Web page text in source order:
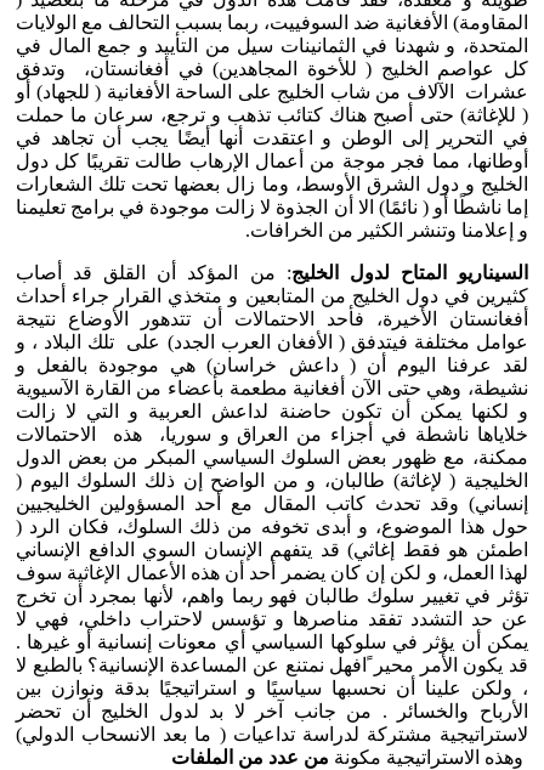
المقاومة) الأفغانية ضد السوفييت، ربما بسبب التحالف مع الولايات
المتحدة، و شهدنا في الثمانينات سيل من التأييد و جمع المال في
كل عواصم الخليج ( للأخوة المجاهدين) في أفغانستان، وتدفق
عشرات الآلاف من شاب الخليج على الساحة الأفغانية ( للجهاد) أو
( للإغاثة) حتى أصبح هناك كتائب تذهب و ترجع، سرعان ما حملت
في التحرير إلى الوطن و اعتقدت أنها أيضًا يجب أن تجاهد في
أوطانها، مما فجر موجة من أعمال الإرهاب طالت تقريبًا كل دول
الخليج و دول الشرق الأوسط، وما زال بعضها تحت تلك الشعارات
إما ناشطًا أو ( نائمًا) الا أن الجذوة لا زالت موجودة في برامج تعليمنا
و إعلامنا وتنشر الكثير من الخرافات.
السيناريو المتاح لدول الخليج: من المؤكد أن القلق قد أصاب
كثيرين في دول الخليج من المتابعين و متخذي القرار جراء أحداث
أفغانستان الأخيرة، فأحد الاحتمالات أن تتدهور الأوضاع نتيجة
عوامل مختلفة فيتدفق ( الأفغان العرب الجدد) على تلك البلاد ، و
لقد عرفنا اليوم أن ( داعش خراسان) هي موجودة بالفعل و
نشيطة، وهي حتى الآن أفغانية مطعمة بأعضاء من القارة الآسيوية
و لكنها يمكن أن تكون حاضنة لداعش العربية و التي لا زالت
خلاياها ناشطة في أجزاء من العراق و سوريا، هذه الاحتمالات
ممكنة، مع ظهور بعض السلوك السياسي المبكر من بعض الدول
الخليجية ( لإغاثة) طالبان، و من الواضح إن ذلك السلوك اليوم (
إنساني) وقد تحدث كاتب المقال مع أحد المسؤولين الخليجيين
حول هذا الموضوع، و أبدى تخوفه من ذلك السلوك، فكان الرد (
اطمئن هو فقط إغاثي) قد يتفهم الإنسان السوي الدافع الإنساني
لهذا العمل، و لكن إن كان يضمر أحد أن هذه الأعمال الإغاثية سوف
تؤثر في تغيير سلوك طالبان فهو ربما واهم، لأنها بمجرد أن تخرج
عن حد التشدد تفقد مناصرها و تؤسس لاحتراب داخلي، فهي لا
يمكن أن يؤثر في سلوكها السياسي أي معونات إنسانية أو غيرها .
قد يكون الأمر محير ًافهل نمتنع عن المساعدة الإنسانية؟ بالطبع لا
، ولكن علينا أن نحسبها سياسيًا و استراتيجيًا بدقة ونوازن بين
الأرباح والخسائر . من جانب آخر لا بد لدول الخليج أن تحضر
لاستراتيجية مشتركة لدراسة تداعيات ( ما بعد الانسحاب الدولي)
وهذه الاستراتيجية مكونة من عدد من الملفات